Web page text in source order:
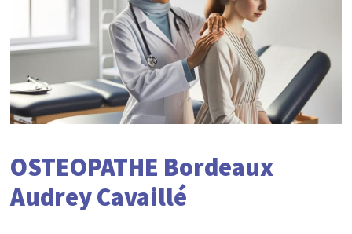
OSTEOPATHE Bordeaux
Audrey Cavaillé